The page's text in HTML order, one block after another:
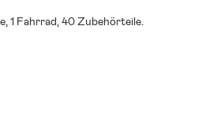
1 Fahrrad, 40 Zubehörteile.